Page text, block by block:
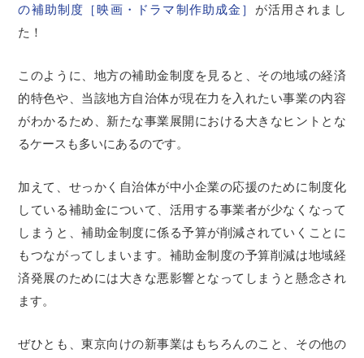
の補助制度［映画・ドラマ制作助成金］ が活用されまし
た！
このように、地方の補助金制度を見ると、その地域の経済
的特色や、当該地方自治体が現在力を入れたい事業の内容
がわかるため、新たな事業展開における大きなヒントとな
るケースも多いにあるのです。
加えて、せっかく自治体が中小企業の応援のために制度化
している補助金について、活用する事業者が少なくなって
しまうと、補助金制度に係る予算が削減されていくことに
もつながってしまいます。補助金制度の予算削減は地域経
済発展のためには大きな悪影響となってしまうと懸念され
ます。
ぜひとも、東京向けの新事業はもちろんのこと、その他の